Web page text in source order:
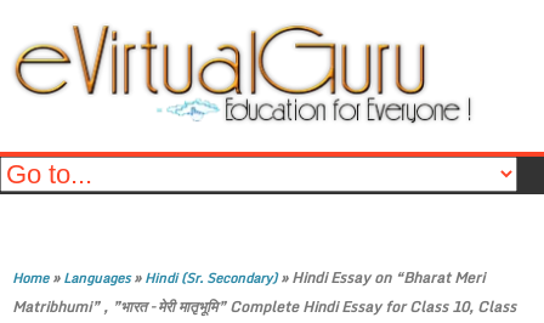
Home»Languages»Hindi (Sr. Secondary)»Hindi Essay on “Bharat Meri
Matribhumi” , ”भारत – मेरी मातृभूमि” Complete Hindi Essay for Class 10, Class